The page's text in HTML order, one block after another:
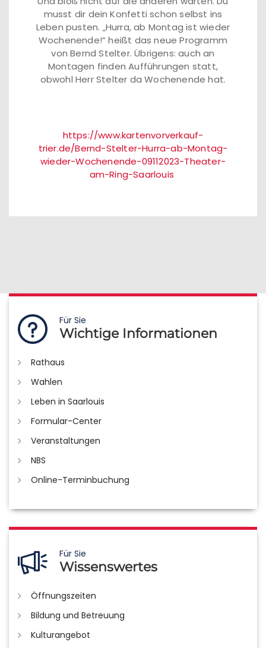
musst dir dein Konfetti schon selbst ins
Leben pusten. „Hurra, ab Montag ist wieder
Wochenende!“ heißt das neue Programm
von Bernd Stelter. Übrigens: auch an
Montagen finden Aufführungen statt,
obwohl Herr Stelter da Wochenende hat.
https://www.kartenvorverkauf-
trier.de/Bernd-Stelter-Hurra-ab-Montag-
wieder-Wochenende-09112023-Theater-
am-Ring-Saarlouis
Für Sie
Wichtige Informationen
Rathaus
Wahlen
Leben in Saarlouis
Formular-Center
Veranstaltungen
NBS
Online-Terminbuchung
Für Sie
Wissenswertes
Öffnungszeiten
Bildung und Betreuung
Kulturangebot